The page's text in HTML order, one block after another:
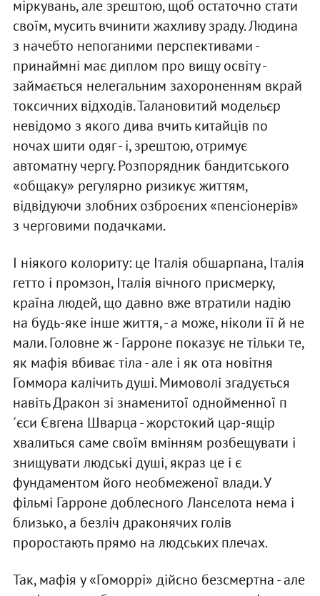
міркувань, але зрештою, щоб остаточно стати
своїм, мусить вчинити жахливу зраду. Людина
з начебто непоганими перспективами -
принаймні має диплом про вищу освіту -
займається нелегальним захороненням вкрай
токсичних відходів. Талановитий модельєр
невідомо з якого дива вчить китайців по
ночах шити одяг - і, зрештою, отримує
автоматну чергу. Розпорядник бандитського
«общаку» регулярно ризикує життям,
відвідуючи злобних озброєних «пенсіонерів»
з черговими подачками.
І ніякого колориту: це Італія обшарпана, Італія
гетто і промзон, Італія вічного присмерку,
країна людей, що давно вже втратили надію
на будь-яке інше життя, - а може, ніколи її й не
мали. Головне ж - Гарроне показує не тільки те,
як мафія вбиває тіла - але і як ота новітня
Гоммора калічить душі. Мимоволі згадується
навіть Дракон зі знаменитої однойменної п
´єси Євгена Шварца - жорстокий цар-ящір
хвалиться саме своїм вмінням розбещувати і
знищувати людські душі, якраз це і є
фундаментом його необмеженої влади. У
фільмі Гарроне доблесного Ланселота нема і
близько, а безліч драконячих голів
проростають прямо на людських плечах.
Так, мафія у «Гоморрі» дійсно безсмертна - але